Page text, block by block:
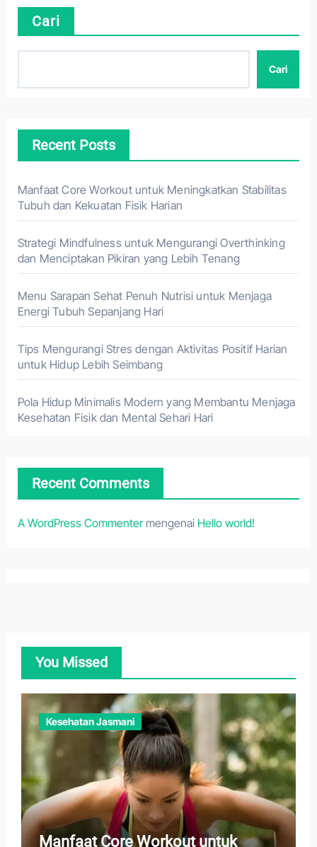
Cari
Cari
Recent Posts
Manfaat Core Workout untuk Meningkatkan Stabilitas
Tubuh dan Kekuatan Fisik Harian
Strategi Mindfulness untuk Mengurangi Overthinking
dan Menciptakan Pikiran yang Lebih Tenang
Menu Sarapan Sehat Penuh Nutrisi untuk Menjaga
Energi Tubuh Sepanjang Hari
Tips Mengurangi Stres dengan Aktivitas Positif Harian
untuk Hidup Lebih Seimbang
Pola Hidup Minimalis Modern yang Membantu Menjaga
Kesehatan Fisik dan Mental Sehari Hari
Recent Comments
A WordPress Commentermengenai Hello world!
You Missed
Kesehatan Jasmani
Manfaat Core Workout untuk